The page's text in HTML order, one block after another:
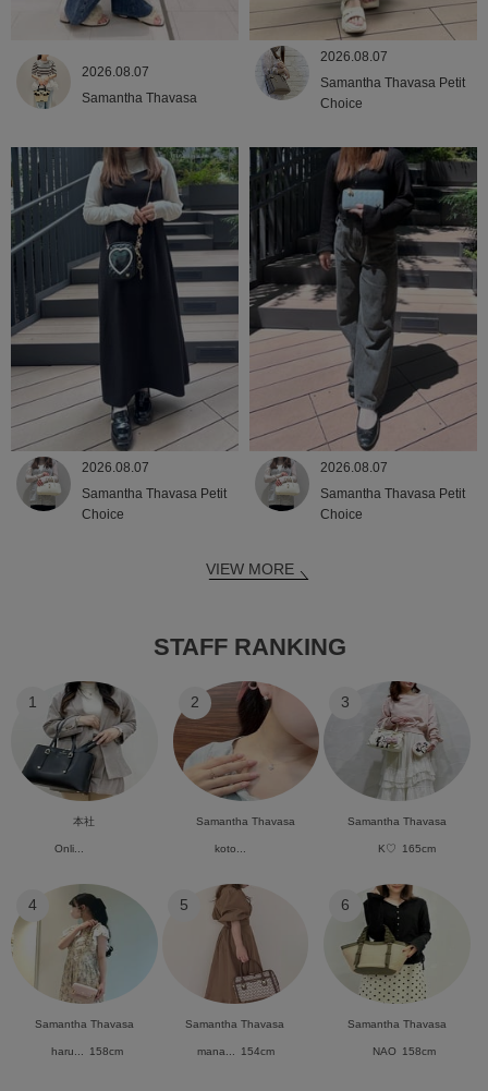
2026.08.07
Samantha Thavasa
2026.08.07
Samantha Thavasa Petit
Choice
2026.08.07
Samantha Thavasa Petit
Choice
2026.08.07
Samantha Thavasa Petit
Choice
VIEW MORE
STAFF RANKING
1
本社
Onli...
2
Samantha Thavasa
koto...
3
Samantha Thavasa
K♡ 165cm
4
Samantha Thavasa
haru... 158cm
5
Samantha Thavasa
mana... 154cm
6
Samantha Thavasa
NAO 158cm